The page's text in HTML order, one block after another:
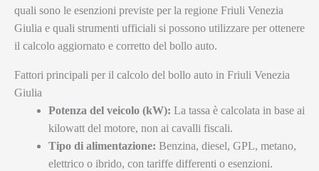
quali sono le esenzioni previste per la regione Friuli Venezia
Giulia e quali strumenti ufficiali si possono utilizzare per ottenere
il calcolo aggiornato e corretto del bollo auto.
Fattori principali per il calcolo del bollo auto in Friuli Venezia
Giulia
Potenza del veicolo (kW): La tassa è calcolata in base ai
kilowatt del motore, non ai cavalli fiscali.
Tipo di alimentazione: Benzina, diesel, GPL, metano,
elettrico o ibrido, con tariffe differenti o esenzioni.